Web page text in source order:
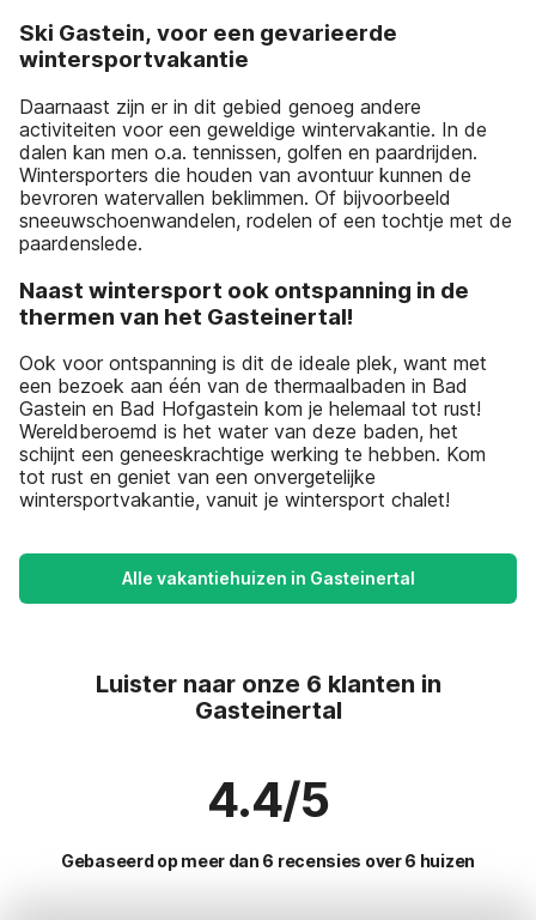
Ski Gastein, voor een gevarieerde
wintersportvakantie
Daarnaast zijn er in dit gebied genoeg andere
activiteiten voor een geweldige wintervakantie. In de
dalen kan men o.a. tennissen, golfen en paardrijden.
Wintersporters die houden van avontuur kunnen de
bevroren watervallen beklimmen. Of bijvoorbeeld
sneeuwschoenwandelen, rodelen of een tochtje met de
paardenslede.
Naast wintersport ook ontspanning in de
thermen van het Gasteinertal!
Ook voor ontspanning is dit de ideale plek, want met
een bezoek aan één van de thermaalbaden in Bad
Gastein en Bad Hofgastein kom je helemaal tot rust!
Wereldberoemd is het water van deze baden, het
schijnt een geneeskrachtige werking te hebben. Kom
tot rust en geniet van een onvergetelijke
wintersportvakantie, vanuit je wintersport chalet!
Alle vakantiehuizen in Gasteinertal
Luister naar onze 6 klanten in
Gasteinertal
4.4/5
Gebaseerd op meer dan 6 recensies over 6 huizen